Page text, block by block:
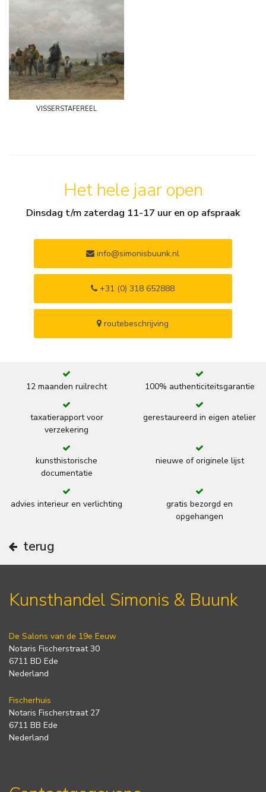
visserstafereel
Het hele jaar open
Dinsdag t/m zaterdag 11-17 uur en op afspraak
info@simonisbuunk.nl
+31 (0) 318 652888
routebeschrijving
12 maanden ruilrecht 100% authenticiteitsgarantie
taxatierapport voor
verzekering
gerestaureerd in eigen atelier
kunsthistorische
documentatie
nieuwe of originele lijst
advies interieur en verlichting
gratis bezorgd en
opgehangen
terug
Kunsthandel Simonis & Buunk
De Salons van de 19e Eeuw
Notaris Fischerstraat 30
6711 BD Ede
Nederland
Fischerhuis
Notaris Fischerstraat 27
6711 BB Ede
Nederland